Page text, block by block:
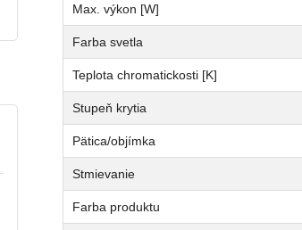
Max. výkon [W]
Farba svetla
Teplota chromatickosti [K]
Stupeň krytia
Pätica/objímka
Stmievanie
Farba produktu